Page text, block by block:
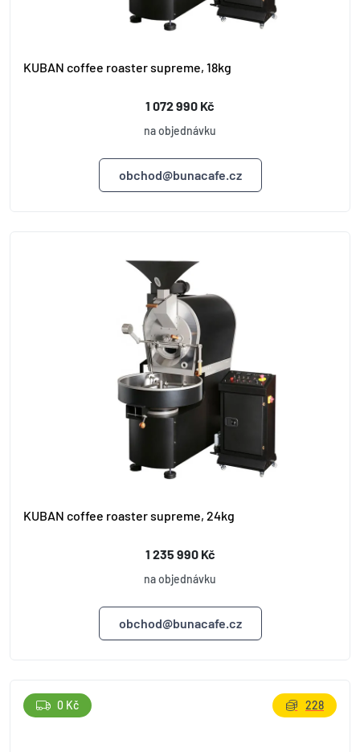
KUBAN coffee roaster supreme, 18kg
1 072 990 Kč
na objednávku
obchod@bunacafe.cz
KUBAN coffee roaster supreme, 24kg
1 235 990 Kč
na objednávku
obchod@bunacafe.cz
0 Kč 228